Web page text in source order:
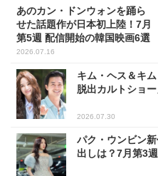
あのカン・ドンウォンを踊ら
せた話題作が日本初上陸！7月
第5週 配信開始の韓国映画6選
2026.07.16
キム・ヘス＆キ
脱出カルトショ
2026.07.30
パク・ウンビン
出しは？7月第3